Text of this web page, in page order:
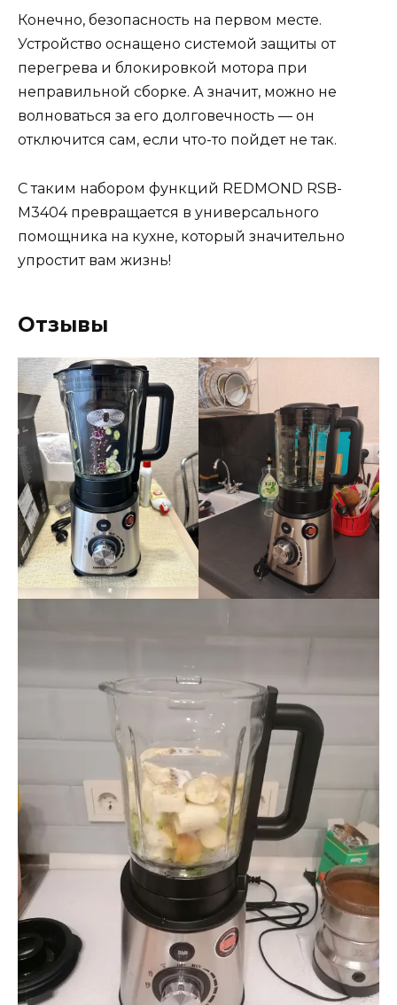
Конечно, безопасность на первом месте.
Устройство оснащено системой защиты от
перегрева и блокировкой мотора при
неправильной сборке. А значит, можно не
волноваться за его долговечность — он
отключится сам, если что-то пойдет не так.
С таким набором функций REDMOND RSB-
M3404 превращается в универсального
помощника на кухне, который значительно
упростит вам жизнь!
Отзывы